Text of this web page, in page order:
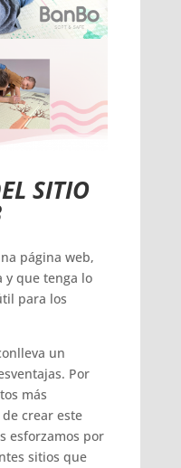
SITIO
página web,
y que tenga lo
para los
un
Por
más
crear este
esforzamos por
sitios que